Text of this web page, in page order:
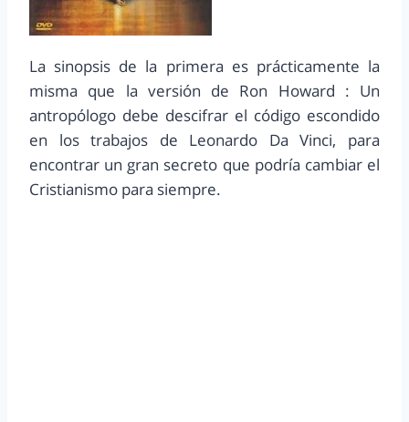
La sinopsis de la primera es prácticamente la
misma que la versión de Ron Howard : Un
antropólogo debe descifrar el código escondido
en los trabajos de Leonardo Da Vinci, para
encontrar un gran secreto que podría cambiar el
Cristianismo para siempre.